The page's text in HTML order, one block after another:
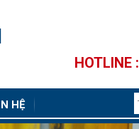
HOTLINE :
HỆ